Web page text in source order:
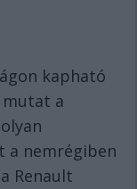
kapható
mutat a
a nemrégiben
Renault